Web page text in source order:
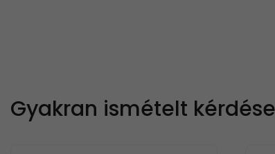
Gyakran ismételt